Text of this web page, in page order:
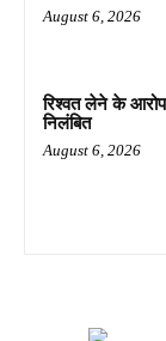
August 6, 2026
रिश्वत लेने के
निलंबित
August 6, 2026